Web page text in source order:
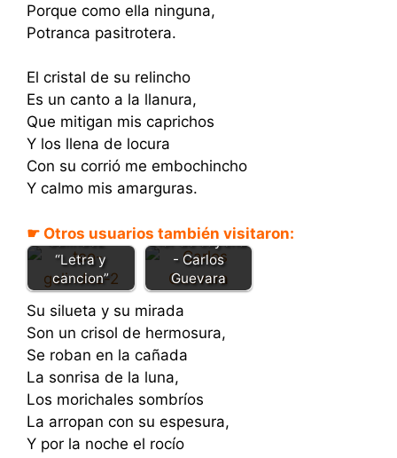
Porque como ella ninguna,
Potranca pasitrotera.
El cristal de su relincho
Es un canto a la llanura,
Que mitigan mis caprichos
Y los llena de locura
Con su corrió me embochincho
Y calmo mis amarguras.
☛ Otros usuarios también visitaron:
Galindez –
“Letra y
cancion”
Flor de cayena
- Carlos
Guevara
Su silueta y su mirada
Son un crisol de hermosura,
Se roban en la cañada
La sonrisa de la luna,
Los morichales sombríos
La arropan con su espesura,
Y por la noche el rocío